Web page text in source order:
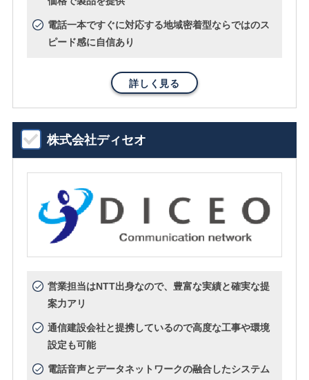
電話一本ですぐに対応する地域密着型ならではのス
ピード感に自信あり
詳しく見る
株式会社ディセオ
営業担当はNTT出身なので、豊富な実績と確実な提
案力アリ
通信建設会社と提携しているので高度な工事や環境
設定も可能
電話音声とデータネットワークの融合したシステム